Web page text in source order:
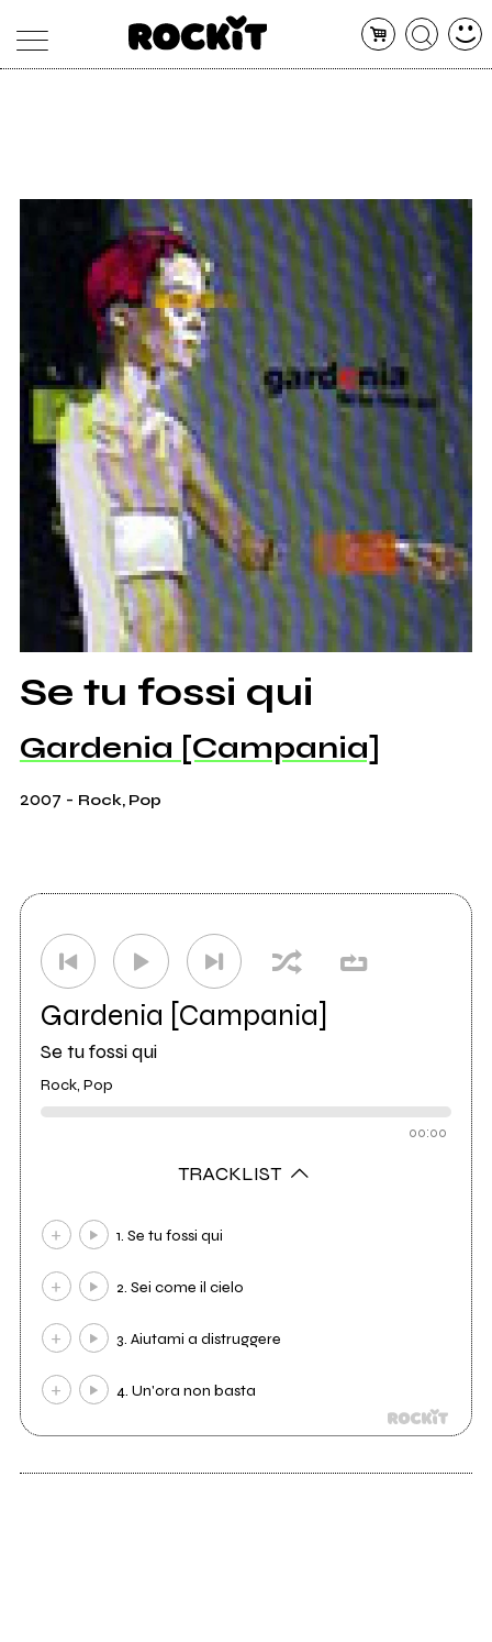
ARTISTI
CONCERTI
SHOP
RADIO
Se tu fossi qui
Gardenia [Campania]
2007 - Rock, Pop
Gardenia [Campania]
Se tu fossi qui
Rock, Pop
00:00
TRACKLIST
1. Se tu fossi qui
2. Sei come il cielo
3. Aiutami a distruggere
4. Un'ora non basta